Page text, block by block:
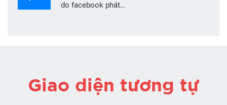
do facebook phát…
Giao diện tương tự